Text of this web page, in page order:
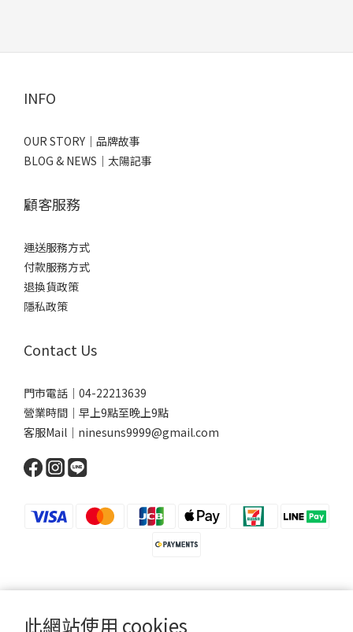
此網站使用 cookies
INFO
OUR STORY｜品牌故事
BLOG & NEWS｜太陽記事
顧客服務
運送服務方式
付款服務方式
退換貨政策
隱私政策
Contact Us
門市電話｜04-22213639
營業時間｜早上9點至晚上9點
客服Mail｜ninesuns9999@gmail.com